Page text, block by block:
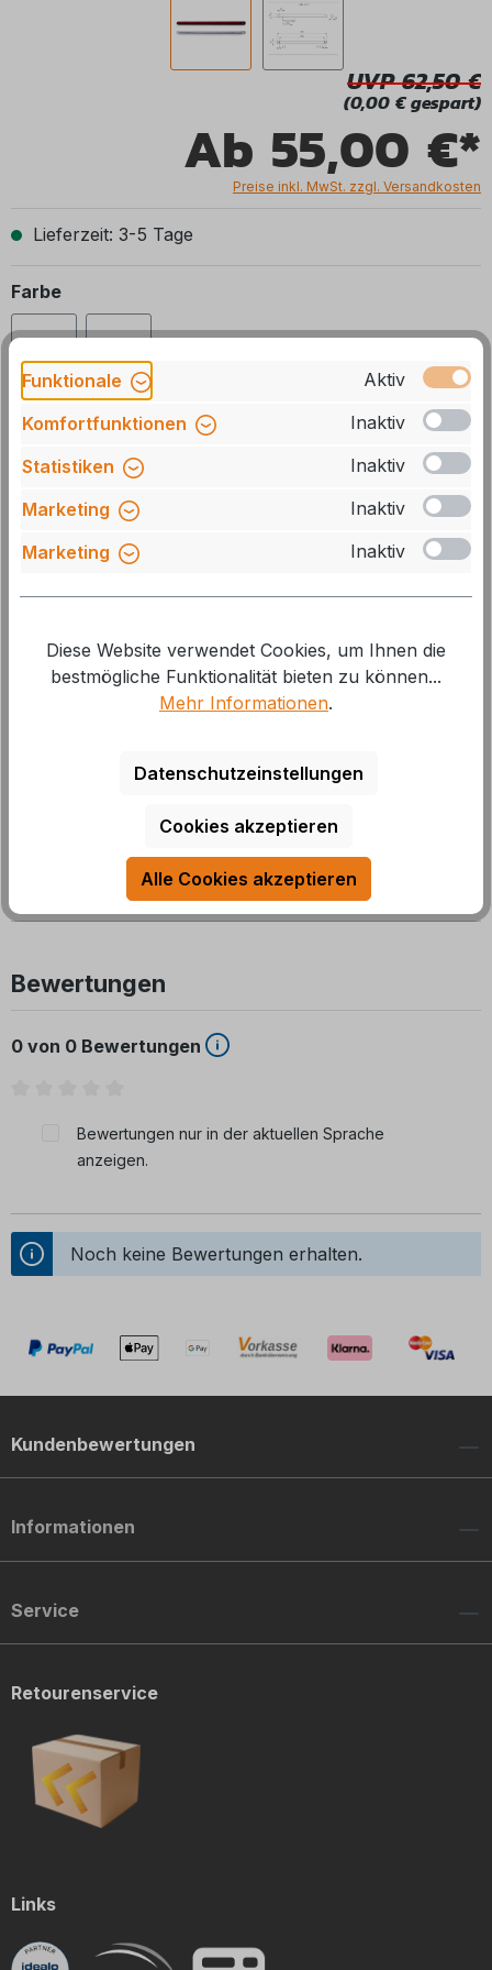
Ab 55,00 €*
UVP 62,50
(0,00 € gespart)
Preise inkl. MwSt. zzgl. Versandkosten
Lieferzeit: 3-5 Tage
Farbeauswählen
klar rot
Auswahl zurücksetzen
Produkt Anzahl: Gib den gewünschten
Artikelnummer: M-140157
flacher Aufbau kein Ausschnitt notwendig ideal zum
mit SchraubbefestiMehr
Bewertungen
0 von 0 Bewertungen
Bewertungen nur in der aktuellen Sprache
anzeigen.
Noch keine Bewertungen erhalten.
Kundenbewertungen
Informationen
Service
Retourenservice
Links
Funktionale
Aktiv
Komfortfunktionen
Inaktiv
Statistiken
Inaktiv
Marketing
Inaktiv
Marketing
Inaktiv
Diese Website verwendet Cookies, um Ihnen die
bestmögliche Funktionalität bieten zu können...
Mehr Informationen.
Datenschutzeinstellungen
Cookies akzeptieren
Alle Cookies akzeptieren